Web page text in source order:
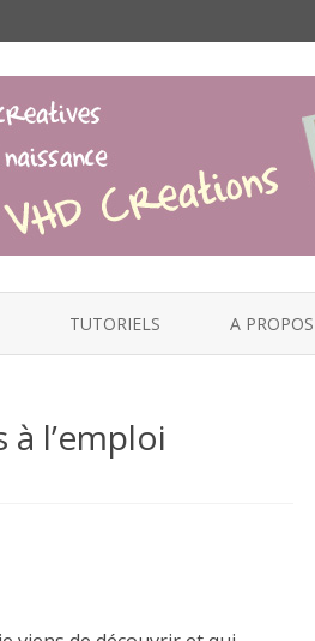
to
TUTORIELS A PROPOS
l’emploi